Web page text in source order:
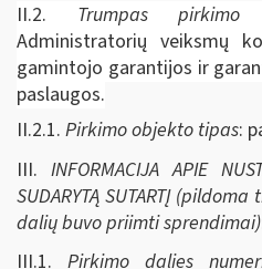
II.2. Trumpas pirkimo
Administratorių veiksmų
gamintojo garantijos ir
paslaugos.
II.2.1. Pirkimo objekto tipas:
III. INFORMACIJA APIE
SUDARYTĄ SUTARTĮ
dalių buvo priimti sprendimai)
III.1.Pirkimo dalies